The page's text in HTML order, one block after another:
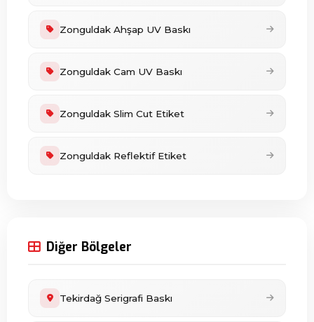
Zonguldak Ahşap UV Baskı
Zonguldak Cam UV Baskı
Zonguldak Slim Cut Etiket
Zonguldak Reflektif Etiket
Diğer Bölgeler
Tekirdağ Serigrafi Baskı